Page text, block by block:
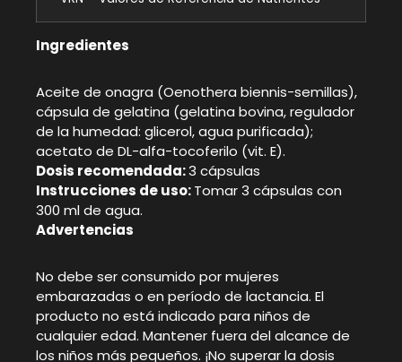
Ingredientes
Aceite de onagra (Oenothera biennis-semillas),
cápsula de gelatina (gelatina bovina, regulador
de la humedad: glicerol, agua purificada);
acetato de DL-alfa-tocoferilo (vit. E).
Dosis recomendada:3 cápsulas
Instrucciones de uso:Tomar 3 cápsulas con
300 ml de agua.
Advertencias
No debe ser consumido por mujeres
embarazadas o en período de lactancia. El
producto no está indicado para niños de
cualquier edad. Mantener fuera del alcance de
los niños más pequeños. ¡No superar la dosis